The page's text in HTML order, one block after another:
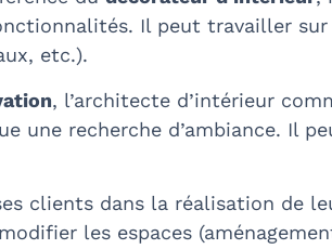
Il peut travailler
etc.).
, l’architecte d’intérieur
une recherche d’ambiance. Il
clients dans la réalisation de
les espaces